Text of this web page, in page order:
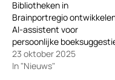
Bibliotheken in
Brainportregio
AI-assistent voor
persoonlijke
23 oktober 2025
In "Nieuws"